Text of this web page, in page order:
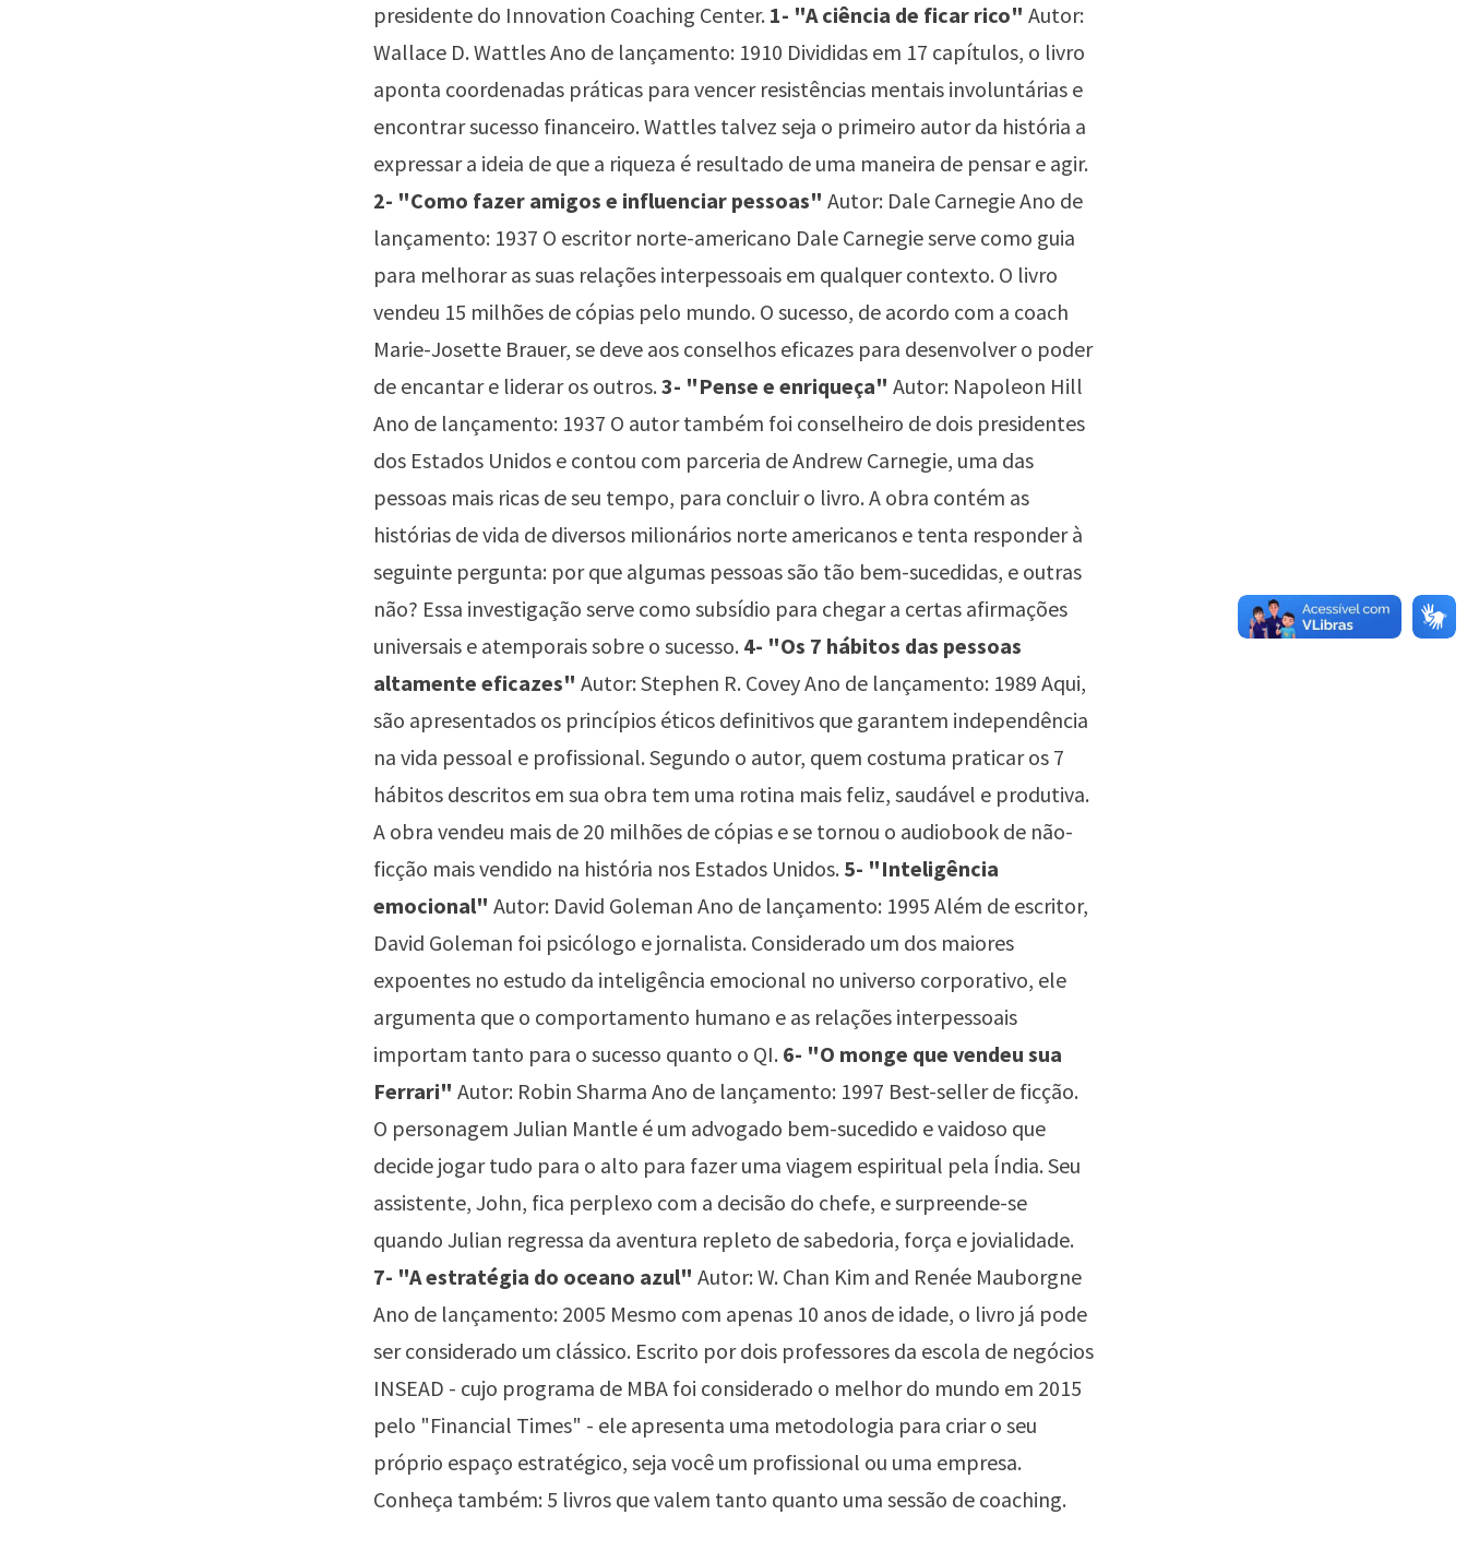
presidente do Innovation Coaching Center. 1- "A ciência de ficar rico" Autor:
Wallace D. Wattles Ano de lançamento: 1910 Divididas em 17 capítulos, o livro
aponta coordenadas práticas para vencer resistências mentais involuntárias e
encontrar sucesso financeiro. Wattles talvez seja o primeiro autor da história a
expressar a ideia de que a riqueza é resultado de uma maneira de pensar e agir.
2- "Como fazer amigos e influenciar pessoas" Autor: Dale Carnegie Ano de
lançamento: 1937 O escritor norte-americano Dale Carnegie serve como guia
para melhorar as suas relações interpessoais em qualquer contexto. O livro
vendeu 15 milhões de cópias pelo mundo. O sucesso, de acordo com a coach
Marie-Josette Brauer, se deve aos conselhos eficazes para desenvolver o poder
de encantar e liderar os outros. 3- "Pense e enriqueça" Autor: Napoleon Hill
Ano de lançamento: 1937 O autor também foi conselheiro de dois presidentes
dos Estados Unidos e contou com parceria de Andrew Carnegie, uma das
pessoas mais ricas de seu tempo, para concluir o livro. A obra contém as
histórias de vida de diversos milionários norte americanos e tenta responder à
seguinte pergunta: por que algumas pessoas são tão bem-sucedidas, e outras
não? Essa investigação serve como subsídio para chegar a certas afirmações
universais e atemporais sobre o sucesso. 4- "Os 7 hábitos das pessoas
altamente eficazes" Autor: Stephen R. Covey Ano de lançamento: 1989 Aqui,
são apresentados os princípios éticos definitivos que garantem independência
na vida pessoal e profissional. Segundo o autor, quem costuma praticar os 7
hábitos descritos em sua obra tem uma rotina mais feliz, saudável e produtiva.
A obra vendeu mais de 20 milhões de cópias e se tornou o audiobook de não-
ficção mais vendido na história nos Estados Unidos. 5- "Inteligência
emocional" Autor: David Goleman Ano de lançamento: 1995 Além de escritor,
David Goleman foi psicólogo e jornalista. Considerado um dos maiores
expoentes no estudo da inteligência emocional no universo corporativo, ele
argumenta que o comportamento humano e as relações interpessoais
importam tanto para o sucesso quanto o QI. 6- "O monge que vendeu sua
Ferrari" Autor: Robin Sharma Ano de lançamento: 1997 Best-seller de ficção.
O personagem Julian Mantle é um advogado bem-sucedido e vaidoso que
decide jogar tudo para o alto para fazer uma viagem espiritual pela Índia. Seu
assistente, John, fica perplexo com a decisão do chefe, e surpreende-se
quando Julian regressa da aventura repleto de sabedoria, força e jovialidade.
7- "A estratégia do oceano azul" Autor: W. Chan Kim and Renée Mauborgne
Ano de lançamento: 2005 Mesmo com apenas 10 anos de idade, o livro já pode
ser considerado um clássico. Escrito por dois professores da escola de negócios
INSEAD - cujo programa de MBA foi considerado o melhor do mundo em 2015
pelo "Financial Times" - ele apresenta uma metodologia para criar o seu
próprio espaço estratégico, seja você um profissional ou uma empresa.
Conheça também: 5 livros que valem tanto quanto uma sessão de coaching.